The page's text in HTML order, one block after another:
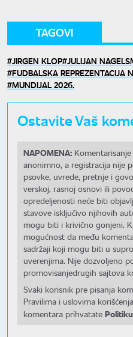
TAGOVI
JIRGEN KLOP JULIJAN
FUDBALSKA REPREZENTACIJA
MUNDIJAL 2026.
Ostavite Vaš
NAPOMENA:
anonimno, a registracija nije
psovke, uvrede, pretnje i
verskoj, rasnoj osnovi ili
opredeljenosti neće biti
stavove isključivo njihovih
mogu biti i krivično gonjeni.
mogućnost da među
sadržaji koji mogu biti u
uverenjima. Nije dozvoljeno
promovisanjedrugih sajtova
Svaki korisnik pre pisanja
Pravilima i uslovima
komentara prihvatate